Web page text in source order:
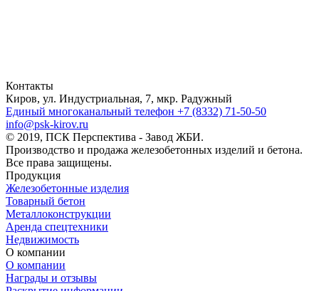
Контакты
Киров, ул. Индустриальная, 7, мкр. Радужный
Единый многоканальный телефон +7 (8332) 71-50-50
info@psk-kirov.ru
© 2019, ПСК Перспектива - Завод ЖБИ.
Производство и продажа железобетонных изделий и бетона.
Все права защищены.
Продукция
Железобетонные изделия
Товарный бетон
Металлоконструкции
Аренда спецтехники
Недвижимость
О компании
О компании
Награды и отзывы